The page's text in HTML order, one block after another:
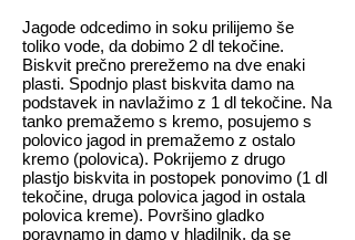
Jagode odcedimo in soku prilijemo še
toliko vode, da dobimo 2 dl tekočine.
Biskvit prečno prerežemo na dve enaki
plasti. Spodnjo plast biskvita damo na
podstavek in navlažimo z 1 dl tekočine. Na
tanko premažemo s kremo, posujemo s
polovico jagod in premažemo z ostalo
kremo (polovica). Pokrijemo z drugo
plastjo biskvita in postopek ponovimo (1 dl
tekočine, druga polovica jagod in ostala
polovica kreme). Površino gladko
poravnamo in damo v hladilnik, da se